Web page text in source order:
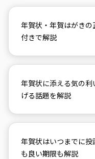
年賀状・年賀はがき
付きで解説
年賀状に添える気の
げる話題を解説
年賀状はいつまでに
も良い期限も解説